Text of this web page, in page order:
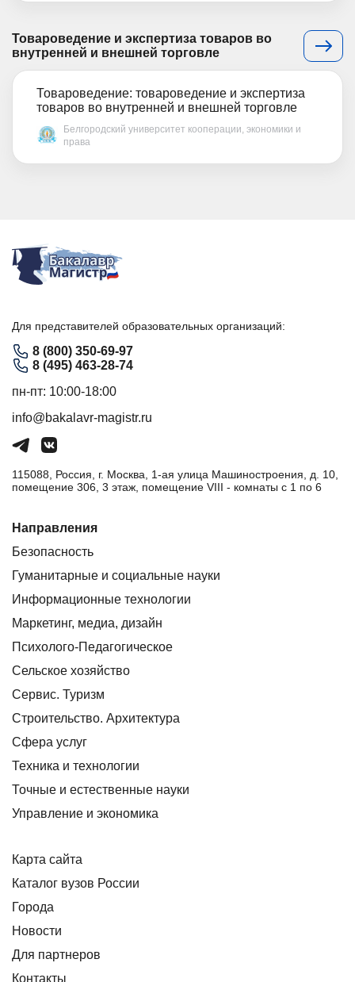
Товароведение и экспертиза товаров во
внутренней и внешней торговле
Товароведение: товароведение и экспертиза
товаров во внутренней и внешней торговле
Белгородский университет кооперации, экономики и
права
Для представителей образовательных организаций:
8 (800) 350-69-97
8 (495) 463-28-74
пн-пт: 10:00-18:00
info@bakalavr-magistr.ru
115088, Россия, г. Москва, 1-ая улица Машиностроения, д. 10,
помещение 306, 3 этаж, помещение VIII - комнаты с 1 по 6
Направления
Безопасность
Гуманитарные и социальные науки
Информационные технологии
Маркетинг, медиа, дизайн
Психолого-Педагогическое
Сельское хозяйство
Сервис. Туризм
Строительство. Архитектура
Сфера услуг
Техника и технологии
Точные и естественные науки
Управление и экономика
Карта сайта
Каталог вузов России
Города
Новости
Для партнеров
Контакты